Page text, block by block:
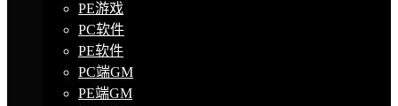
PE游戏
PC软件
PE软件
PC端GM
PE端GM